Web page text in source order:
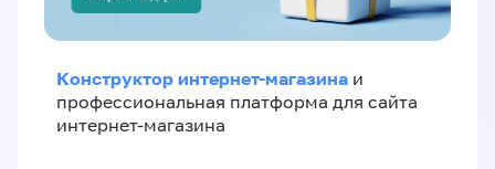
Конструктор интернет-магазина и
профессиональная платформа для сайта
интернет-магазина